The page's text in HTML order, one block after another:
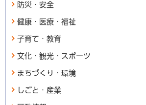
防災・安全
健康・医療・福祉
子育て・教育
文化・観光・スポーツ
まちづくり・環境
しごと・産業